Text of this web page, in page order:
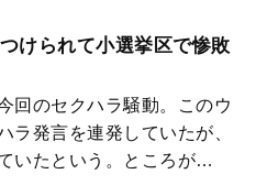
けられて小選挙区で惨敗
回のセクハラ騒動。このウ
ラ発言を連発していたが、
いたという。ところが…